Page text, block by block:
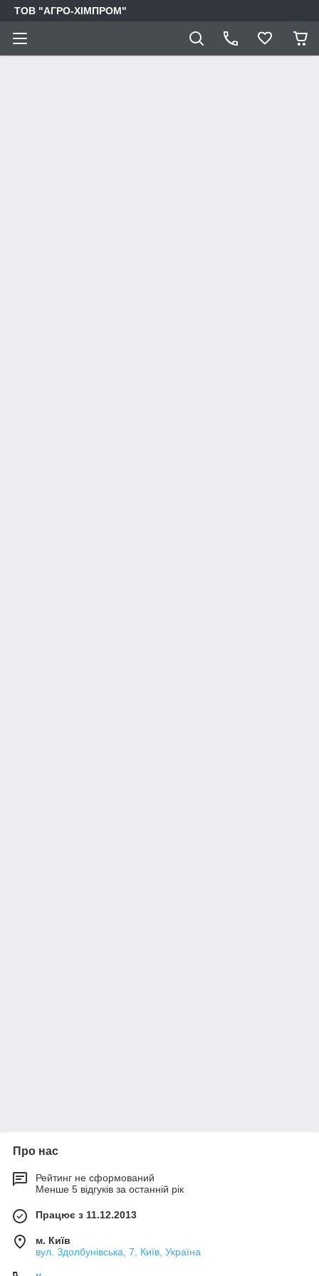
ТОВ "АГРО-ХІМПРОМ"
Про нас
Рейтинг не сформований
Менше 5 відгуків за останній рік
Працює з 11.12.2013
м. Київ
вул. Здолбунівська, 7, Київ, Україна